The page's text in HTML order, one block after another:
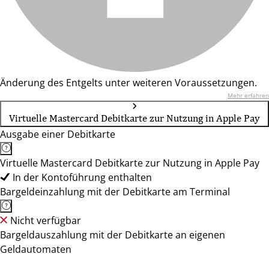
Änderung des Entgelts unter weiteren Voraussetzungen.
Mehr erfahren
Virtuelle Mastercard Debitkarte zur Nutzung in Apple Pay
Ausgabe einer Debitkarte
Virtuelle Mastercard Debitkarte zur Nutzung in Apple Pay
In der Kontoführung enthalten
Bargeldeinzahlung mit der Debitkarte am Terminal
Nicht verfügbar
Bargeldauszahlung mit der Debitkarte an eigenen
Geldautomaten